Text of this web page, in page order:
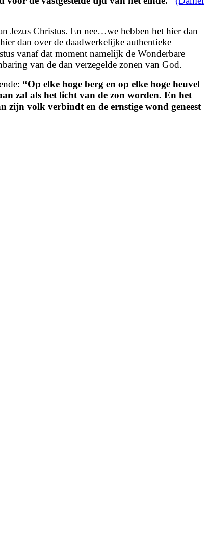
Jezus Christus. En nee…we hebben het hier dan
dan over de daadwerkelijke authentieke
vanaf dat moment namelijk de Wonderbare
van de dan verzegelde zonen van God.
“Op elke hoge berg en op elke hoge heuvel
zal als het licht van de zon worden. En het
zijn volk verbindt en de ernstige wond geneest